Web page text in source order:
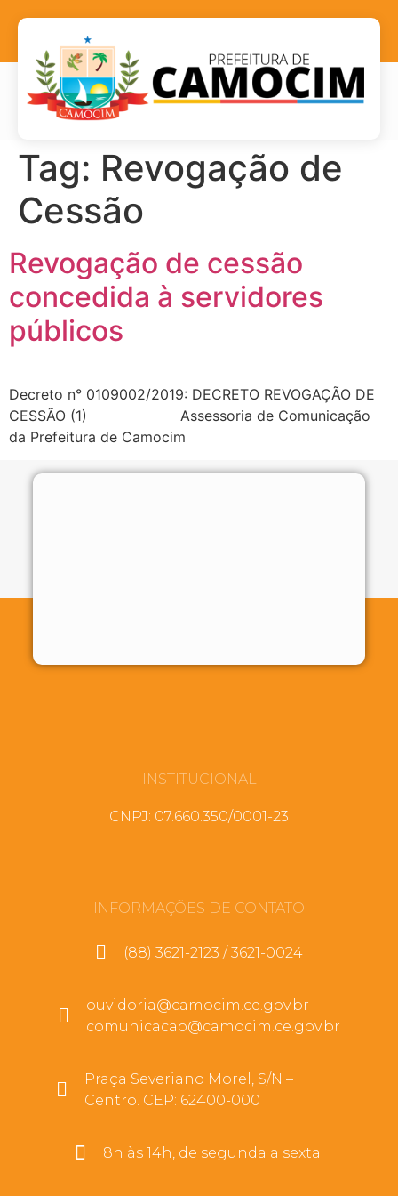
Tag: Revogação de
Cessão
Revogação de cessão
concedida à servidores
públicos
Decreto n° 0109002/2019: DECRETO REVOGAÇÃO DE
CESSÃO (1) Assessoria de Comunicação
da Prefeitura de Camocim
INSTITUCIONAL
CNPJ: 07.660.350/0001-23
INFORMAÇÕES DE CONTATO
(88) 3621-2123 / 3621-0024
ouvidoria@camocim.ce.gov.br
comunicacao@camocim.ce.gov.br
Praça Severiano Morel, S/N –
Centro. CEP: 62400-000
8h às 14h, de segunda a sexta.